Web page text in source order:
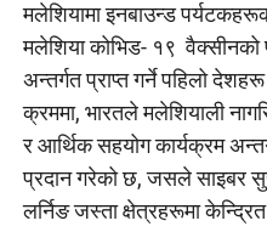
मलेशियामा इनबाउन्ड
मलेशिया कोभिड- १९ वैक्सीनको
अन्तर्गत प्राप्त गर्ने पहिलो
क्रममा, भारतले मलेशियाली
र आर्थिक सहयोग कार्यक्रम
प्रदान गरेको छ, जसले साइबर
लर्निङ जस्ता क्षेत्रहरूमा